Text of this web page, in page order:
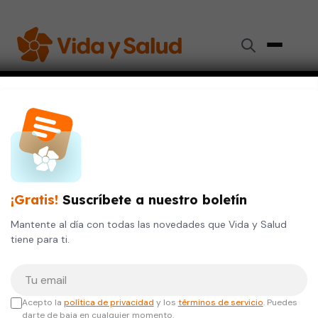
Inicio›Videos de Salud
Formas correctas de dejar un trabajo
SALUD DE LA MUJER
Formas correctas de dejar un
trabajo
12 de octubre, 2023
¡Gratis! Suscríbete a nuestro boletín
Mantente al día con todas las novedades que Vida y Salud
tiene para ti.
Acepto la política de privacidad y los términos de servicio. Puedes
darte de baja en cualquier momento.